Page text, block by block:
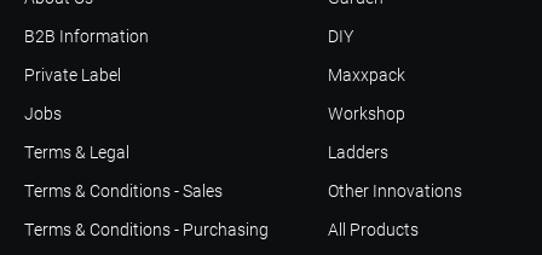
B2B Information
Terms & Legal
Terms & Conditions - Sales
Terms & Conditions - Purchasing
Jobs
Private Label
DIY
Maxxpack
Workshop
Ladders
All Products
Other Innovations